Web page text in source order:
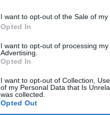
I want to opt-out of the Sale of
Opted In
I want to opt-out of processing
Advertising.
Opted In
I want to opt-out of Collection,
of my Personal Data that Is
was collected.
Opted Out